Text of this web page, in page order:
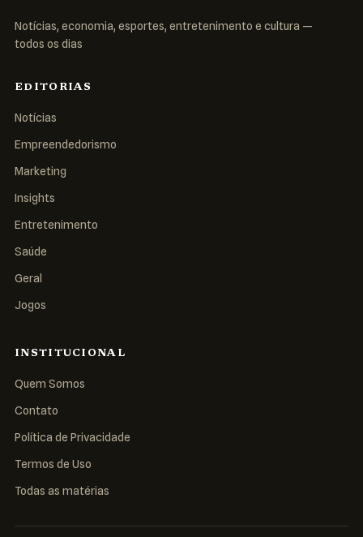
Notícias, economia, esportes, entretenimento e cultura —
todos os dias
EDITORIAS
Notícias
Empreendedorismo
Marketing
Insights
Entretenimento
Saúde
Geral
Jogos
INSTITUCIONAL
Quem Somos
Contato
Política de Privacidade
Termos de Uso
Todas as matérias